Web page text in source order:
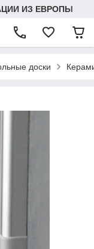
ИЗ ЕВРОПЫ
доски